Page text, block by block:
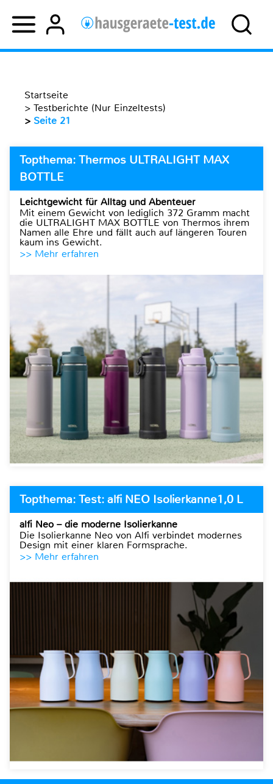
Startseite
> Testberichte (Nur Einzeltests)
> Seite 21
Topthema: Thermos ULTRALIGHT MAX
BOTTLE
Leichtgewicht für Alltag und Abenteuer
Mit einem Gewicht von lediglich 372 Gramm macht
die ULTRALIGHT MAX BOTTLE von Thermos ihrem
Namen alle Ehre und fällt auch auf längeren Touren
kaum ins Gewicht.
>> Mehr erfahren
Topthema: Test: alfi NEO Isolierkanne1,0 L
alfi Neo – die moderne Isolierkanne
Die Isolierkanne Neo von Alfi verbindet modernes
Design mit einer klaren Formsprache.
>> Mehr erfahren